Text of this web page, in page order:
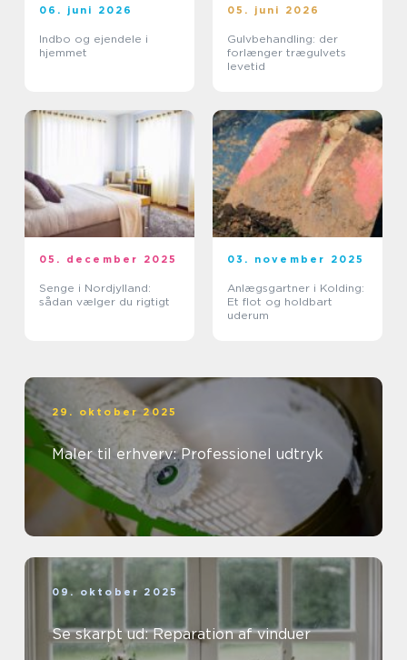
06. juni 2026
Indbo og ejendele i
hjemmet
05. juni 2026
Gulvbehandling: der
forlænger trægulvets
levetid
05. december 2025
Senge i Nordjylland:
sådan vælger du rigtigt
03. november 2025
Anlægsgartner i Kolding:
Et flot og holdbart
uderum
29. oktober 2025
Maler til erhverv: Professionel udtryk
09. oktober 2025
Se skarpt ud: Reparation af vinduer